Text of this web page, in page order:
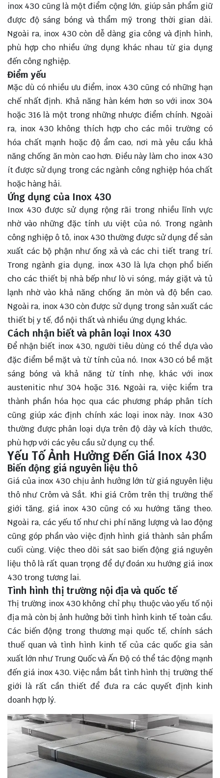
inox 430 cũng là một điểm cộng lớn, giúp sản phẩm giữ
được độ sáng bóng và thẩm mỹ trong thời gian dài.
Ngoài ra, inox 430 còn dễ dàng gia công và định hình,
phù hợp cho nhiều ứng dụng khác nhau từ gia dụng
đến công nghiệp.
Điểm yếu
Mặc dù có nhiều ưu điểm, inox 430 cũng có những hạn
chế nhất định. Khả năng hàn kém hơn so với inox 304
hoặc 316 là một trong những nhược điểm chính. Ngoài
ra, inox 430 không thích hợp cho các môi trường có
hóa chất mạnh hoặc độ ẩm cao, nơi mà yêu cầu khả
năng chống ăn mòn cao hơn. Điều này làm cho inox 430
ít được sử dụng trong các ngành công nghiệp hóa chất
hoặc hàng hải.
Ứng dụng của Inox 430
Inox 430 được sử dụng rộng rãi trong nhiều lĩnh vực
nhờ vào những đặc tính ưu việt của nó. Trong ngành
công nghiệp ô tô, inox 430 thường được sử dụng để sản
xuất các bộ phận như ống xả và các chi tiết trang trí.
Trong ngành gia dụng, inox 430 là lựa chọn phổ biến
cho các thiết bị nhà bếp như lò vi sóng, máy giặt và tủ
lạnh nhờ vào khả năng chống ăn mòn và độ bền cao.
Ngoài ra, inox 430 còn được sử dụng trong sản xuất các
thiết bị y tế, đồ nội thất và nhiều ứng dụng khác.
Cách nhận biết và phân loại Inox 430
Để nhận biết inox 430, người tiêu dùng có thể dựa vào
đặc điểm bề mặt và từ tính của nó. Inox 430 có bề mặt
sáng bóng và khả năng từ tính nhẹ, khác với inox
austenitic như 304 hoặc 316. Ngoài ra, việc kiểm tra
thành phần hóa học qua các phương pháp phân tích
cũng giúp xác định chính xác loại inox này. Inox 430
thường được phân loại dựa trên độ dày và kích thước,
phù hợp với các yêu cầu sử dụng cụ thể.
Yếu Tố Ảnh Hưởng Đến Giá Inox 430
Biến động giá nguyên liệu thô
Giá của inox 430 chịu ảnh hưởng lớn từ giá nguyên liệu
thô như Crôm và Sắt. Khi giá Crôm trên thị trường thế
giới tăng, giá inox 430 cũng có xu hướng tăng theo.
Ngoài ra, các yếu tố như chi phí năng lượng và lao động
cũng góp phần vào việc định hình giá thành sản phẩm
cuối cùng. Việc theo dõi sát sao biến động giá nguyên
liệu thô là rất quan trọng để dự đoán xu hướng giá inox
430 trong tương lai.
Tình hình thị trường nội địa và quốc tế
Thị trường inox 430 không chỉ phụ thuộc vào yếu tố nội
địa mà còn bị ảnh hưởng bởi tình hình kinh tế toàn cầu.
Các biến động trong thương mại quốc tế, chính sách
thuế quan và tình hình kinh tế của các quốc gia sản
xuất lớn như Trung Quốc và Ấn Độ có thể tác động mạnh
đến giá inox 430. Việc nắm bắt tình hình thị trường thế
giới là rất cần thiết để đưa ra các quyết định kinh
doanh hợp lý.